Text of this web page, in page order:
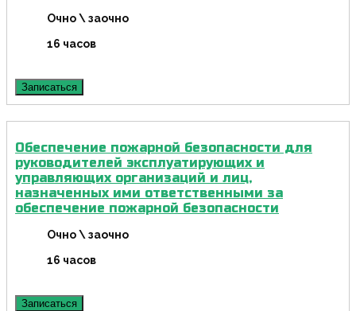
Очно \ заочно
16 часов
Записаться
Обеспечение пожарной безопасности для
руководителей эксплуатирующих и
управляющих организаций и лиц,
назначенных ими ответственными за
обеспечение пожарной безопасности
Очно \ заочно
16 часов
Записаться